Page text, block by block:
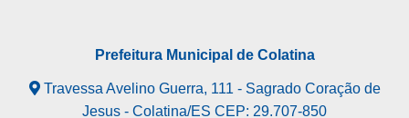
Prefeitura Municipal de Colatina
Travessa Avelino Guerra, 111 - Sagrado Coração de
Jesus - Colatina/ES CEP: 29.707-850